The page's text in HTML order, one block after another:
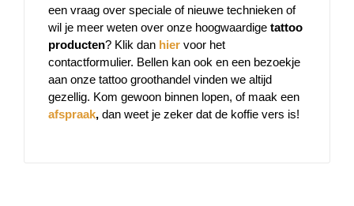
een vraag over speciale of nieuwe technieken of
wil je meer weten over onze hoogwaardige tattoo
producten? Klik dan hier voor het
contactformulier. Bellen kan ook en een bezoekje
aan onze tattoo groothandel vinden we altijd
gezellig. Kom gewoon binnen lopen, of maak een
afspraak, dan weet je zeker dat de koffie vers is!